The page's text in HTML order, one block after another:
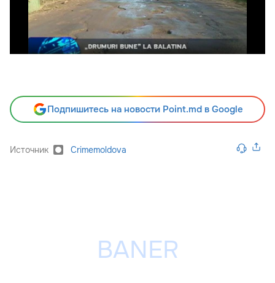
Подпишитесь на новости Point.md в Google
Источник Crimemoldova